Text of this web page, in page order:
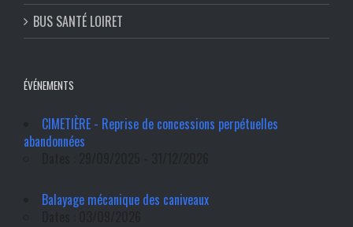
BUS SANTÉ LOIRET
ÉVÉNEMENTS
CIMETIÈRE - Reprise de concessions perpétuelles
abandonnées
Balayage mécanique des caniveaux